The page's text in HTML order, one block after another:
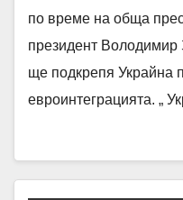
по време на обща
президент Володимир
ще подкрепя Украйна
евроинтеграцията. „